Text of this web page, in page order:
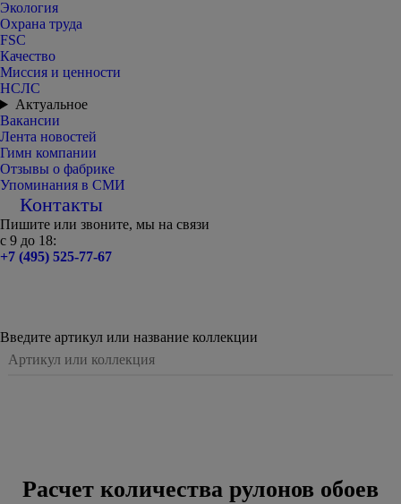
Экология
Охрана труда
FSC
Качество
Миссия и ценности
НСЛС
Актуальное
Вакансии
Лента новостей
Гимн компании
Отзывы о фабрике
Упоминания в СМИ
Контакты
Пишите или звоните, мы на связи
с 9 до 18:
+7 (495) 525-77-67
Введите артикул или название коллекции
Расчет количества рулонов обоев